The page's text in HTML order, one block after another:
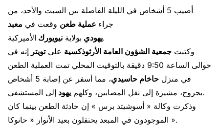
أصيب 5 أشخاص في الليلة الفاصلة بين السبت والأحد، من
جراء عملية طعن وقعت في معبد
يهودي بولاية نيويورك
الأميركية.
وكتبت جمعية الشؤون العامة الأرثوذكسية علىتويتر إنه في
حوالى الساعة 9:50 دقيقة بالتوقيت المحلي تمت العملية الطعن
في منزل حاخام حاسيدي
، مما أسفر عن إصابة 5 أشخاص
بجروح، مشيرة إلى نقل المصابين، وكلهم يهود
إلى المستشفى.
وذكرت وكالة « أسوشيتد برس » إن حادثة الطعن بينما كان
الموجودون في المبعد يحتفلون بعيد الأنوار « حانوكا ».